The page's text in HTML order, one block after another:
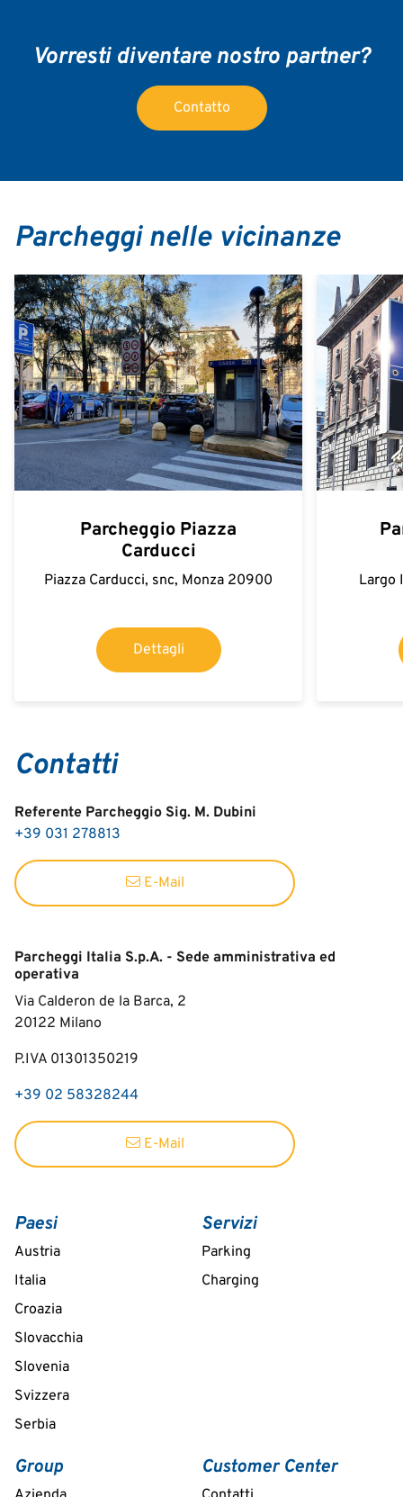
Vorresti diventare nostro partner?
Contatto
Parcheggi nelle vicinanze
Parcheggio Piazza
Carducci
Piazza Carducci, snc, Monza 20900
Dettagli
Largo
Contatti
Referente Parcheggio Sig. M. Dubini
+39 031 278813
E-Mail
Parcheggi Italia S.p.A. - Sede amministrativa ed
operativa
Via Calderon de la Barca, 2
20122 Milano
P.IVA 01301350219
+39 02 58328244
E-Mail
Paesi
Austria
Italia
Croazia
Slovacchia
Slovenia
Svizzera
Serbia
Servizi
Parking
Charging
Group Customer Center